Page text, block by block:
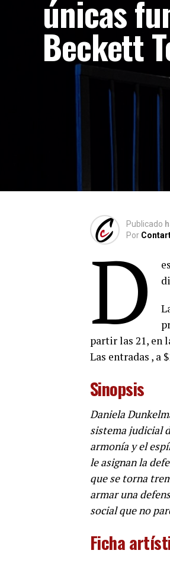
únicas
Beckett
Publicado
Por
D
partir las 21, en
Las entradas , a
Sinopsis
Daniela
sistema judicial
armonía y el
le asignan la
que se torna
armar una
social que no
Ficha